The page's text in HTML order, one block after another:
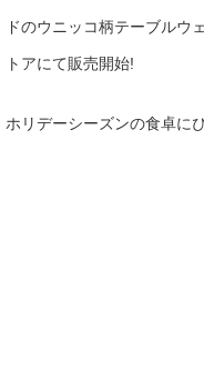
ドのウニッコ柄テーブルウ
トアにて販売開始!
ホリデーシーズンの食卓に